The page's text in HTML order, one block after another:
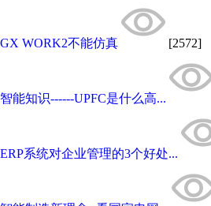
GX WORK2不能仿真 [2572]
智能知识------UPFC是什么高...
ERP系统对企业管理的3个好处...